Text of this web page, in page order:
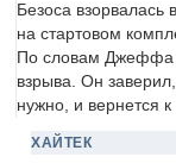
Безоса взорвалась
на стартовом
По словам Джеффа
взрыва. Он
нужно, и вернется
ХАЙТЕК